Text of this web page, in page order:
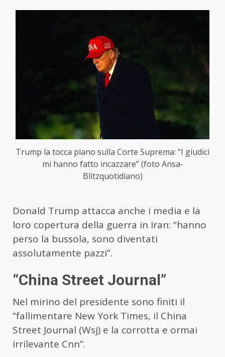
Trump la tocca piano sulla Corte Suprema: “I giudici
mi hanno fatto incazzare” (foto Ansa-
Blitzquotidiano)
Donald Trump attacca anche i media e la
loro copertura della guerra in Iran: “hanno
perso la bussola, sono diventati
assolutamente pazzi”.
“China Street Journal”
Nel mirino del presidente sono finiti il
“fallimentare New York Times, il China
Street Journal (Wsj) e la corrotta e ormai
irrilevante Cnn”.